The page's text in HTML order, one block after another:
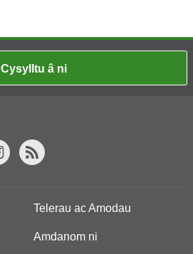
Cysylltu â ni
Telerau ac Amodau
Amdanom ni